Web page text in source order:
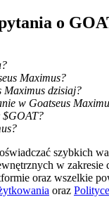
o
Maximus?
Maximus dzisiaj?
w Goatseus
$GOAT?
szybkich
w
oraz wszelkie
oraz